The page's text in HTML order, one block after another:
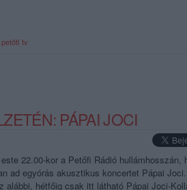
petőfi tv
PÁPAI JOCI
22.00-kor a Petőfi Rádió
ad egyórás akusztikus koncertet Pápai
alábbi, hétfőig csak itt látható Pápai Joci-